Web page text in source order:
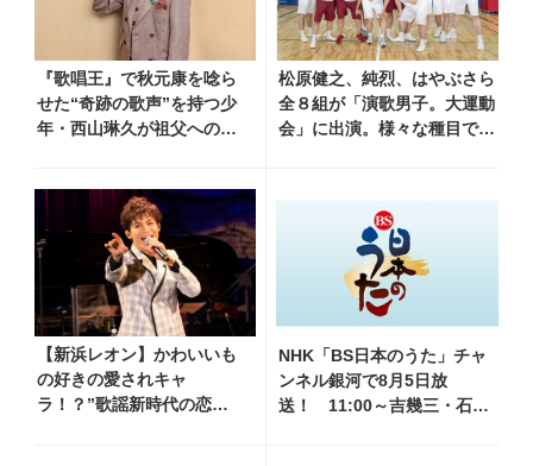
『歌唱王』で秋元康を唸ら
せた“奇跡の歌声”を持つ少
年・西山琳久が祖父への想
康さんが総合プロデュース
してくれた、 おじいちゃん
との絆を歌った曲を聴いて
ください！」
松原健之、純烈、はやぶさら
全８組が「演歌男子。大運動
会」に出演。様々な種目で競
【新浜レオン】かわいいも
の好きの愛されキャ
ラ！？”歌謡新時代の恋
NHK「BS日本のうた」チャ
ンネル銀河で8月5日放
送！ 11:00～吉幾三・石原